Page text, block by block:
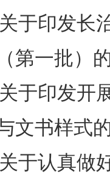
于印发长
第一批）
于印发开
文书样式
于认真做